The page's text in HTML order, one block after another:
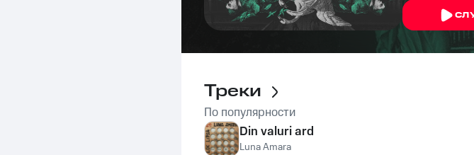
Треки
По популярности
Din valuri ard
Luna Amara